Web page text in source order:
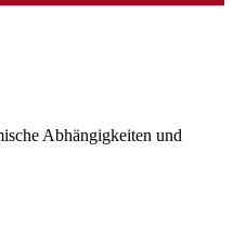
Abhängigkeiten und